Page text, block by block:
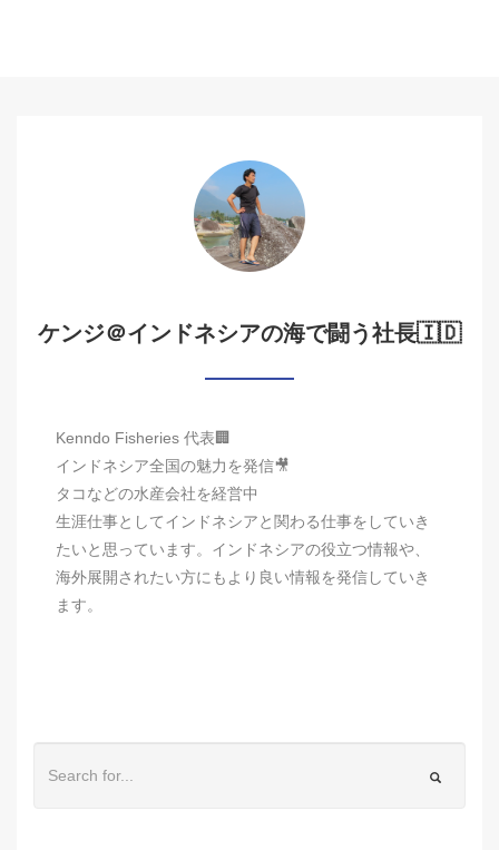
ケンジ＠インドネシアの海で闘う社長🇮🇩
Kenndo Fisheries 代表🏢
インドネシア全国の魅力を発信🎥
タコなどの水産会社を経営中
生涯仕事としてインドネシアと関わる仕事をしていき
たいと思っています。インドネシアの役立つ情報や、
海外展開されたい方にもより良い情報を発信していき
ます。